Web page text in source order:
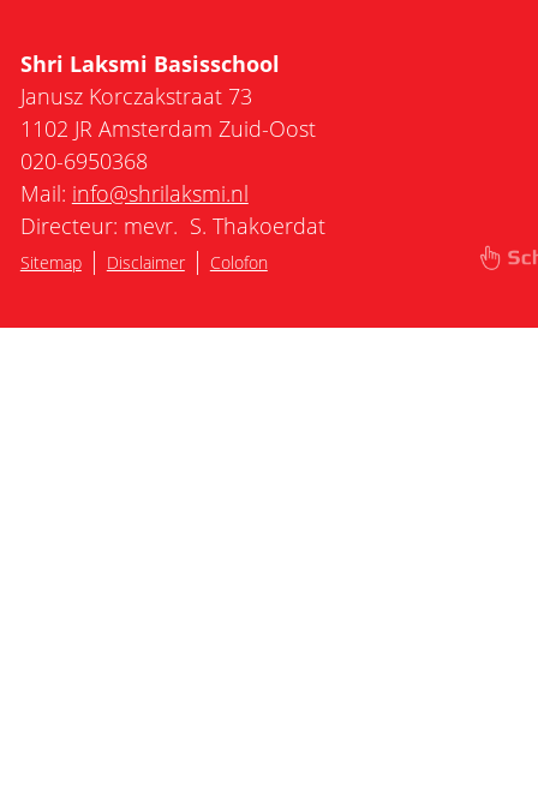
Shri Laksmi Basisschool
Janusz Korczakstraat 73
1102 JR Amsterdam Zuid-Oost
020-6950368
Mail: info@shrilaksmi.nl
Directeur: mevr. S. Thakoerdat
Sitemap| Disclaimer| Colofon